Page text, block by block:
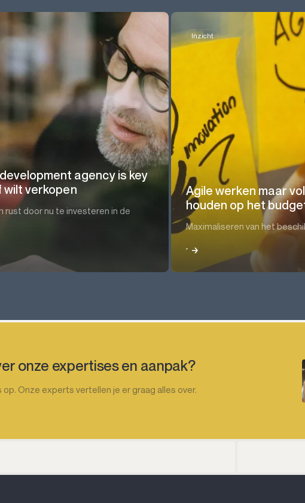
agency is key
wilt verkopen
rust door nu te investeren in de
Inzicht
Agile werken maar
houden op het
Maximaliseren van het
Lees meer
onze expertises en aanpak?
Onze experts vertellen je er graag alles over.